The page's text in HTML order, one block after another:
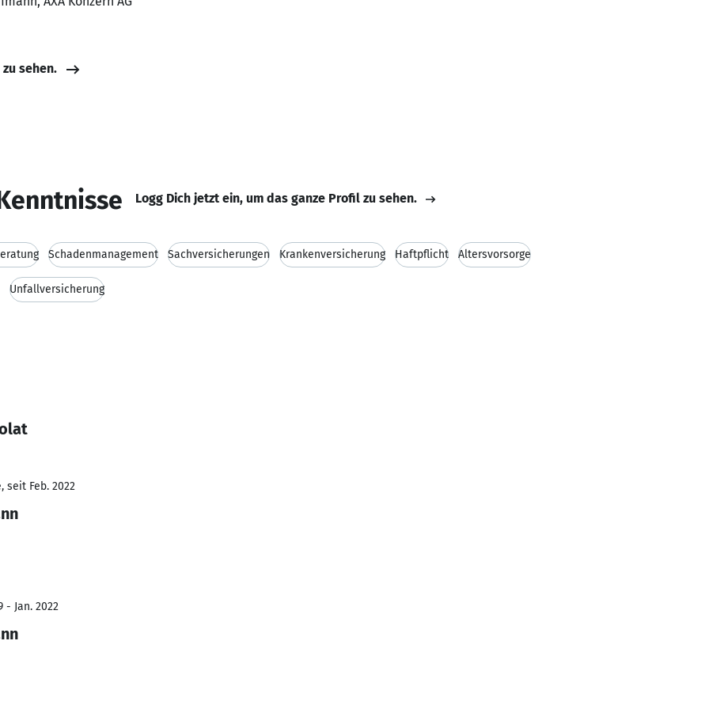
sehen.
Logg Dich jetzt ein, um das ganze Profil zu sehen.
Schadenmanagement Sachversicherungen Krankenversicherung Haftpflicht Altersvorsorge
Unfallversicherung
seit Feb. 2022
- Jan. 2022